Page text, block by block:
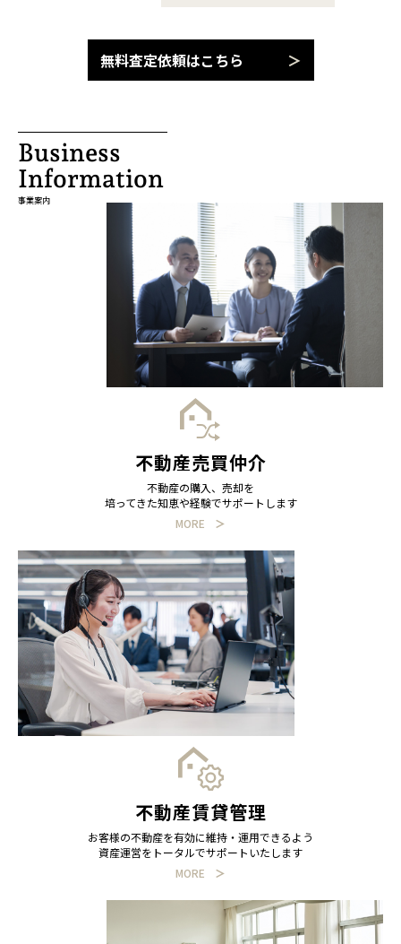
無料査定依頼はこちら
Business
Information
事業案内
不動産売買仲介
不動産の購入、売却を
培ってきた知恵や経験でサポートします
MORE
不動産賃貸管理
お客様の不動産を有効に維持・運用できるよう
資産運営をトータルでサポートいたします
MORE